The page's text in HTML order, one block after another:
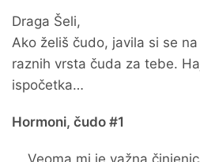
Draga Šeli,
Ako želiš čudo, javila si se
raznih vrsta čuda za tebe.
ispočetka…
Hormoni, čudo #1
Veoma mi je važna